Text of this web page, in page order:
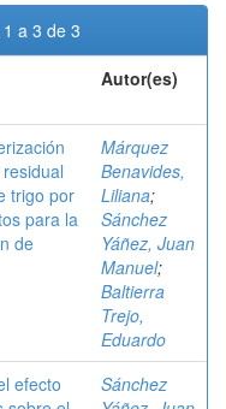
a 3 de 3
Autor(es)
trigo por
para la
de
Márquez
Benavides,
Liliana;
Sánchez
Yáñez, Juan
Manuel;
Baltierra
Trejo,
Eduardo
efecto
Sánchez